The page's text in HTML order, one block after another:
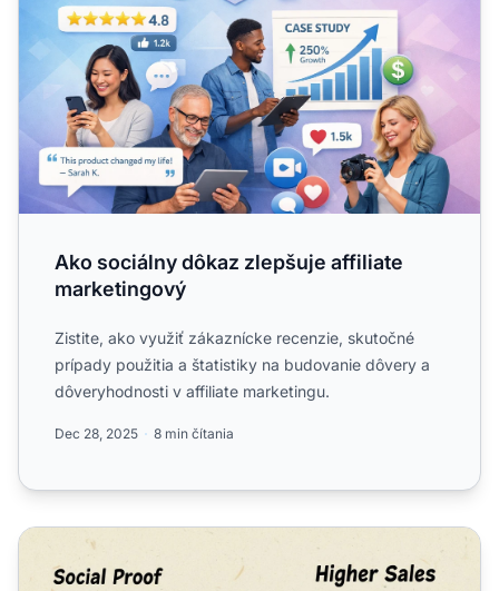
Ako sociálny dôkaz zlepšuje affiliate
marketingový
Zistite, ako využiť zákaznícke recenzie, skutočné
prípady použitia a štatistiky na budovanie dôvery a
dôveryhodnosti v affiliate marketingu.
Dec 28, 2025 8 min čítania
Ako referencie zlepšujú výsledky affiliate kampaní